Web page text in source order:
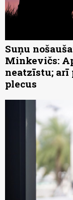
Suņu
Minkevičs:
neatzīstu; arī
plecus